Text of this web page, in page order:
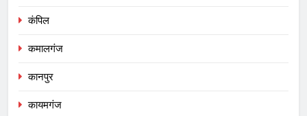
कंपिल
कमालगंज
कानपुर
कायमगंज